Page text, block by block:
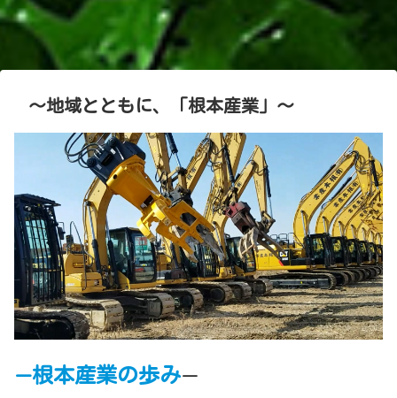
～地域とともに、「根本産業」～
ー根本産業の歩みー